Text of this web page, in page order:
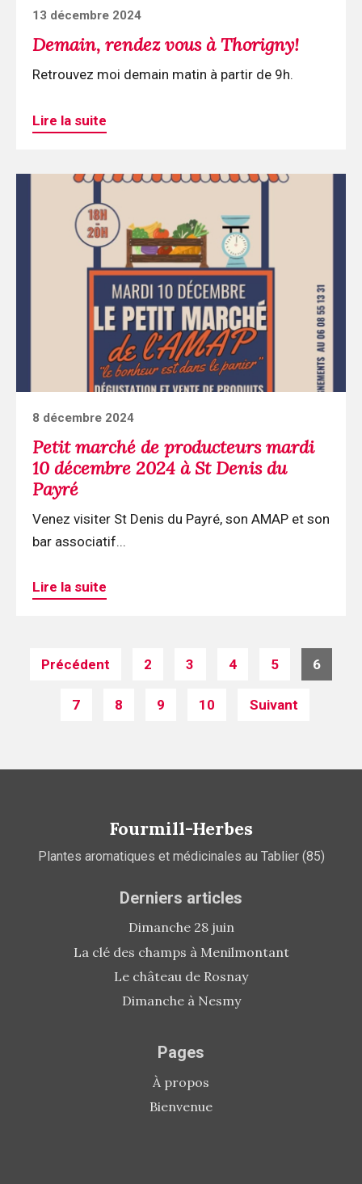
Posted
on
13 décembre 2024
Demain, rendez vous à Thorigny!
Retrouvez moi demain matin à partir de 9h.
Lire la suite
Continuer
décembre
2024
Denis
Payré
Posted
on
8 décembre 2024
Petit marché de producteurs mardi
10 décembre 2024 à St Denis du
Payré
Venez visiter St Denis du Payré, son AMAP et son
bar associatif...
Lire la suite
PostsPrécédent 2 3 4 5 6
7 8 9 10 Suivant
Fourmill-Herbes
Plantes aromatiques et médicinales au Tablier (85)
Derniers articles
Dimanche 28 juin
La clé des champs à Menilmontant
Le château de Rosnay
Dimanche à Nesmy
Pages
À propos
Bienvenue